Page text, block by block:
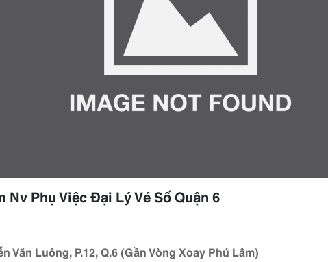
Nv Phụ Việc Đại Lý Vé Số Quận 6
Văn Luông, P.12, Q.6 (Gần Vòng Xoay Phú Lâm)